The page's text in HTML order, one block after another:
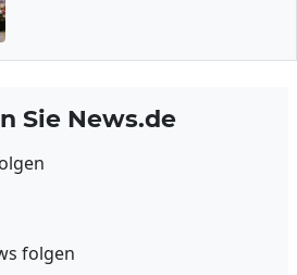
Sie News.de
folgen